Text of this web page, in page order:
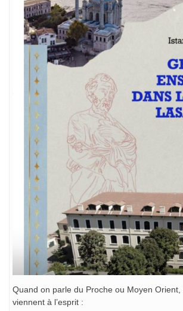
Quand on parle du Proche ou Moyen
viennent à l’esprit :